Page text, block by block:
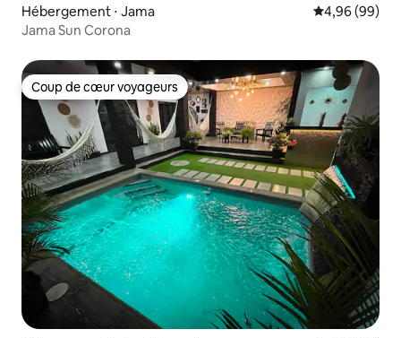
Hébergement ⋅ Jama Évaluation
4,96 (99)
Jama Sun Corona
Coup de cœur voyageurs
Coup de cœur voyageurs